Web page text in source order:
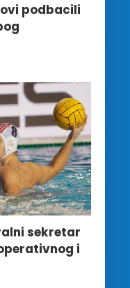
podbacili
sekretar
i